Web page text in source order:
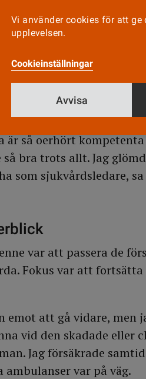
kaos efter
TT
missa henne. Alla i
skickas ut från
upp sjukvårdsledaren
är så oerhört
bra trots allt. Jag
som sjukvårdsledare,
var att passera de
Fokus var att
emot att gå vidare, men
vid den skadade eller
Jag försäkrade
var på väg.
Vi använder cookies för att
upplevelsen.
Cookieinställningar
Avvisa